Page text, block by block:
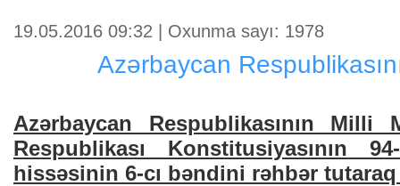
19.05.2016 09:32 | Oxunma sayı: 1978
Azərbaycan
Azərbaycan Respublikasının Milli
Respublikası Konstitusiyasının
hissəsinin 6-cı bəndini rəhbər tutaraq